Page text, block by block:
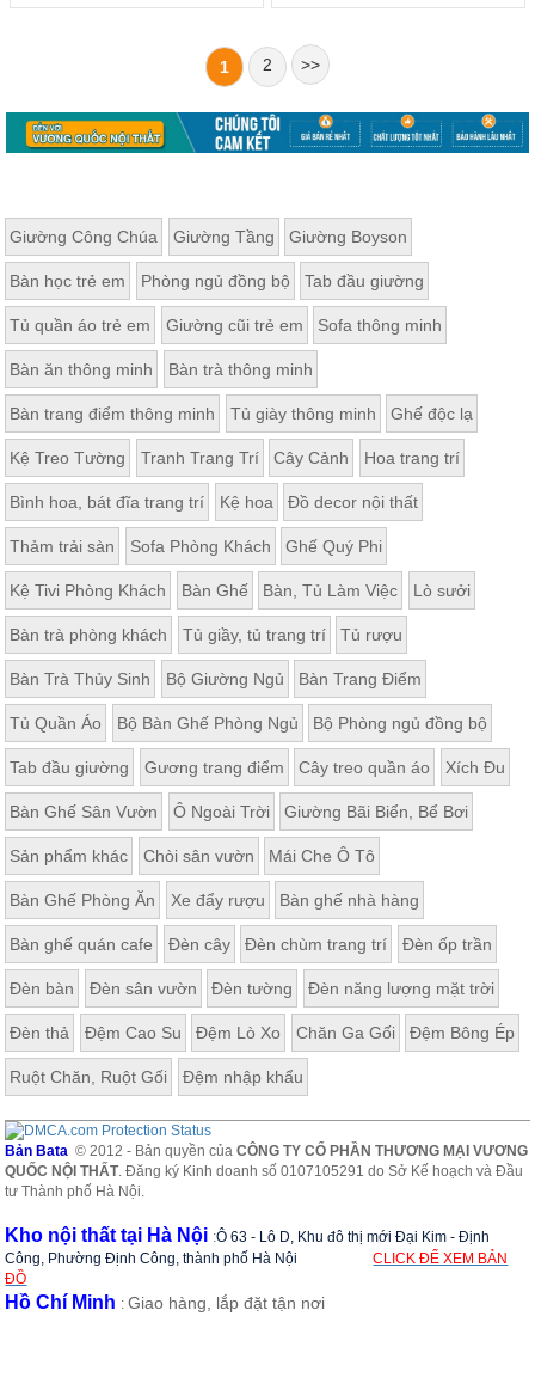
1 2 >>
Giường Công Chúa Giường Tầng Giường Boyson
Bàn học trẻ em Phòng ngủ đồng bộ Tab đầu giường
Tủ quần áo trẻ em Giường cũi trẻ em Sofa thông minh
Bàn ăn thông minh Bàn trà thông minh
Bàn trang điểm thông minh Tủ giày thông minh Ghế độc lạ
Kệ Treo Tường Tranh Trang Trí Cây Cảnh Hoa trang trí
Bình hoa, bát đĩa trang trí Kệ hoa Đồ decor nội thất
Thảm trải sàn Sofa Phòng Khách Ghế Quý Phi
Kệ Tivi Phòng Khách Bàn Ghế Bàn, Tủ Làm Việc Lò sưởi
Bàn trà phòng khách Tủ giầy, tủ trang trí Tủ rượu
Bàn Trà Thủy Sinh Bộ Giường Ngủ Bàn Trang Điểm
Tủ Quần Áo Bộ Bàn Ghế Phòng Ngủ Bộ Phòng ngủ đồng bộ
Tab đầu giường Gương trang điểm Cây treo quần áo Xích Đu
Bàn Ghế Sân Vườn Ô Ngoài Trời Giường Bãi Biển, Bể Bơi
Sản phẩm khác Chòi sân vườn Mái Che Ô Tô
Bàn Ghế Phòng Ăn Xe đẩy rượu Bàn ghế nhà hàng
Bàn ghế quán cafe Đèn cây Đèn chùm trang trí Đèn ốp trần
Đèn bàn Đèn sân vườn Đèn tường Đèn năng lượng mặt trời
Đèn thả Đệm Cao Su Đệm Lò Xo Chăn Ga Gối Đệm Bông Ép
Ruột Chăn, Ruột Gối Đệm nhập khẩu
Bản Bata © 2012 - Bản quyền củaCÔNG TY CỔ PHẦN THƯƠNG MẠI VƯƠNG
QUỐC NỘI THẤT. Đăng ký Kinh doanh số 0107105291 do Sở Kế hoạch và Đầu
tư Thành phố Hà Nội.
Kho nội thất tại Hà Nội :Ô 63 - Lô D, Khu đô thị mới Đại Kim - Định
Công, Phường Định Công, thành phố Hà Nội
CLICK ĐỂ XEM BẢN
ĐỒ
Hồ Chí Minh :Giao hàng, lắp đặt tận nơi